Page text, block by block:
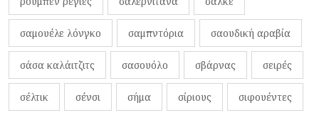
σαμουέλε λόνγκο σαμπντόρια σαουδική αραβία
σάσα καλάιτζιτς σασουόλο σβάρνας σειρές
σέλτικ σένσι σήμα σίριους σιφουέντες